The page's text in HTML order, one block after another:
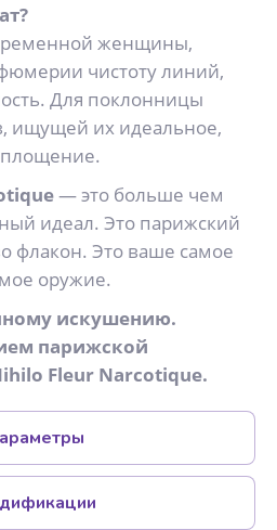
женщины,
чистоту линий,
Для поклонницы
ищущей их идеальное,
— это больше чем
идеал. Это парижский
флакон. Это ваше самое
оружие.
искушению.
парижской
Fleur Narcotique.